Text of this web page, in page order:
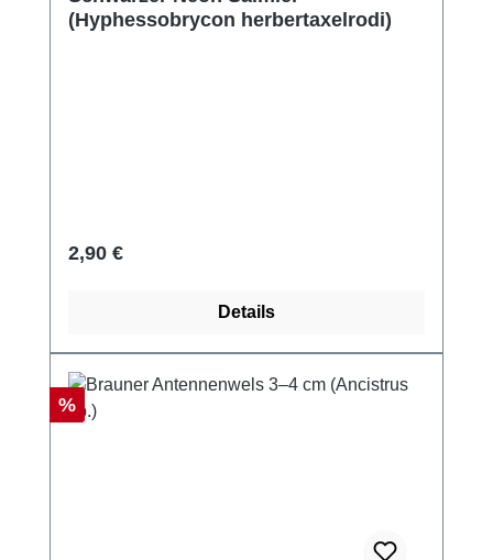
(Hyphessobrycon herbertaxelrodi)
Regulärer Preis:
2,90 €
Details
Rabatt
%